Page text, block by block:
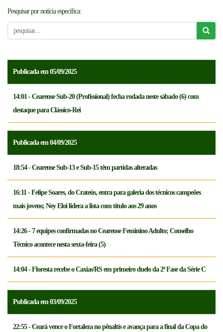
NOTICÍAS
CREDENCIAMENTO
Pesquisar por notícia específica:
Publicada em 05/09/2025
14:01 - Cearense Sub-20 (Profissional) fecha rodada neste sábado (6) com
destaque para Clássico-Rei
Publicada em 04/09/2025
18:54 - Cearense Sub-13 e Sub-15 têm partidas alteradas
16:11 - Felipe Soares, do Crateús, entra para galeria dos técnicos campeões
mais jovens; Ney Eloi lidera a lista com título aos 29 anos
14:26 - 7 equipes confirmadas no Cearense Feminino Adulto; Conselho
Técnico acontece nesta sexta-feira (5)
14:04 - Floresta recebe o Caxias/RS em primeiro duelo da 2ª Fase da Série C
Publicada em 03/09/2025
22:55 - Ceará vence o Fortaleza no pênaltis e avança para a final da Copa do